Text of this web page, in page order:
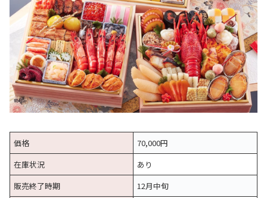
価格
70,000円
在庫状況
あり
販売終了時期
12月中旬